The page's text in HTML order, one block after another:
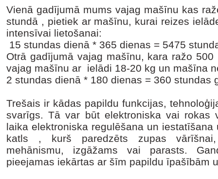
Vienā gadījumā mums vajag mašīnu kas
stundā , pietiek ar mašīnu, kurai reizes
intensīvai lietošanai:
15 stundas dienā * 365 dienas = 5475
Otrā gadījumā vajag mašīnu, kara ražo
vajag mašīnu ar ielādi 18-20 kg un mašīna
2 stundas dienā * 180 dienas = 360 stundas
Trešais ir kādas papildu funkcijas,
svarīgs. Tā var būt elektroniska vai rokas
laika elektroniska regulēšana un
katls , kurš paredzēts zupas
mehānismu, izgāžams vai parasts.
pieejamas iekārtas ar šīm papildu īpašībām